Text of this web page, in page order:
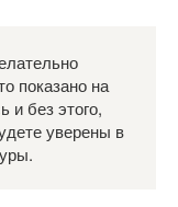
показано на
без этого,
уверены в